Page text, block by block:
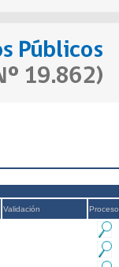
Validación Proceso